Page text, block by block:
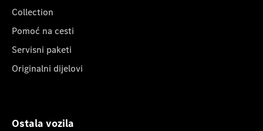
Collection
Pomoć na cesti
Servisni paketi
Originalni dijelovi
Ostala vozila